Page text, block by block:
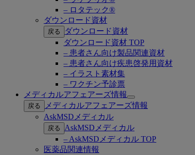
– ロタテック®
ダウンロード資材
戻る
ダウンロード資材
ダウンロード資材 TOP
– 患者さん向け製品関連資材
– 患者さん向け疾患啓発用資材
– イラスト素材集
– ワクチン予診票
メディカルアフェアーズ情報
Open
submenu
戻る
メディカルアフェアーズ情報
AskMSDメディカル
戻る
AskMSDメディカル
– AskMSDメディカル TOP
医薬品関連情報